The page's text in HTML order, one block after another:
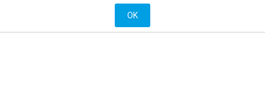
Oci actiu i cultural
Mataró de nit
OK